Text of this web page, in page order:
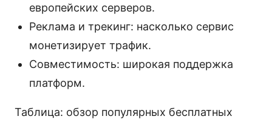
европейских серверов.
Реклама и трекинг: насколько сервис
монетизирует трафик.
Совместимость: широкая поддержка
платформ.
Таблица: обзор популярных бесплатных